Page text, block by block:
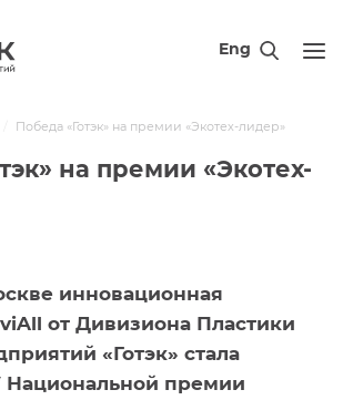
Eng
Победа «Готэк» на премии «Экотех-лидер»
на премии «Экотех-
инновационная
от Дивизиона Пластики
«Готэк» стала
Национальной премии